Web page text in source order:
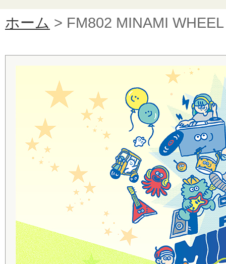
ホーム > FM802 MINAMI